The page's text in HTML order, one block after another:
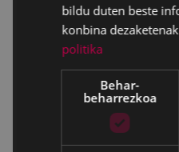
bildu duten beste
konbina
politika
Behar-
beharrezkoa